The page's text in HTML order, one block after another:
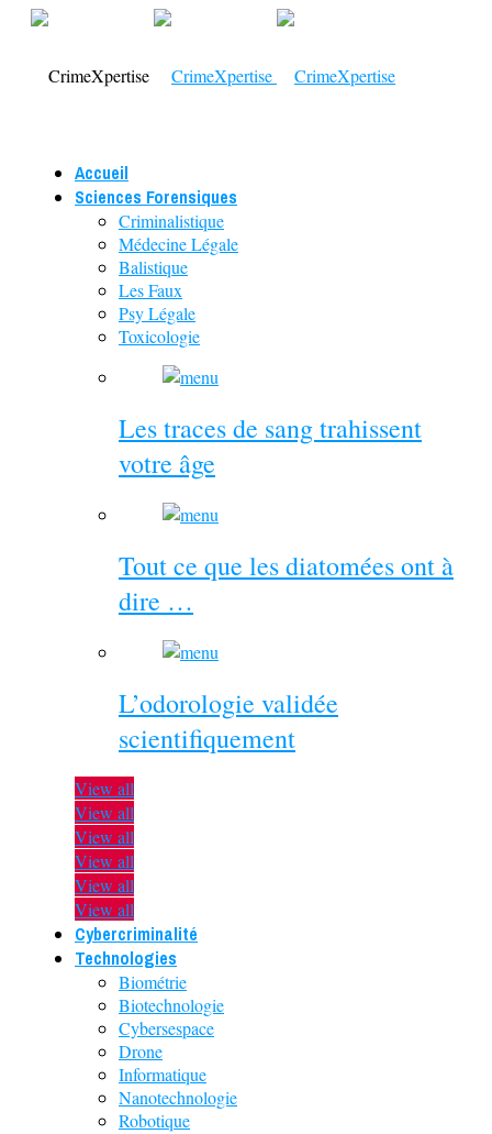
Accueil
Sciences Forensiques
Criminalistique
Médecine Légale
Balistique
Les Faux
Psy Légale
Toxicologie
Les traces de sang trahissent
votre âge
Tout ce que les diatomées ont à
dire …
L’odorologie validée
scientifiquement
View all
View all
View all
View all
View all
View all
Cybercriminalité
Technologies
Biométrie
Biotechnologie
Cybersespace
Drone
Informatique
Nanotechnologie
Robotique